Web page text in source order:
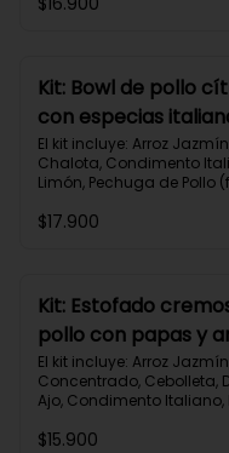
Kit: Bowl de pollo
con especias
vegetales asados-
El kit incluye: Arroz
Chalota, Condimento
Limón, Pechuga de Pollo
Cherry, Zucchini, Receta
$17.900
Kit: Estofado
pollo con papas y
jazmín-127
El kit incluye: Arroz
Concentrado, Cebolleta,
Ajo, Condimento Italiano,
160g/p), Queso Crema,
$15.900